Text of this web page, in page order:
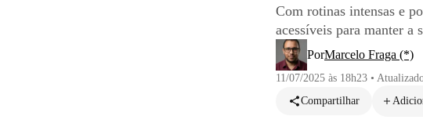
Com rotinas intensas e
acessíveis para manter a
PorMarcelo Fraga (*)
11/07/2025 às 18h23 •
Compartilhar